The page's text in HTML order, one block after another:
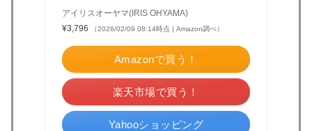
アイリスオーヤマ(IRIS OHYAMA)
¥3,796
（2026/02/09 08:14時点 | Amazon調べ）
Amazonで買う！
楽天市場で買う！
Yahooショッピング